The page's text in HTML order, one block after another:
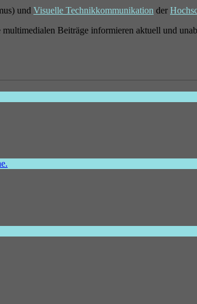
und Visuelle Technikkommunikation der
Beiträge informieren aktuell und